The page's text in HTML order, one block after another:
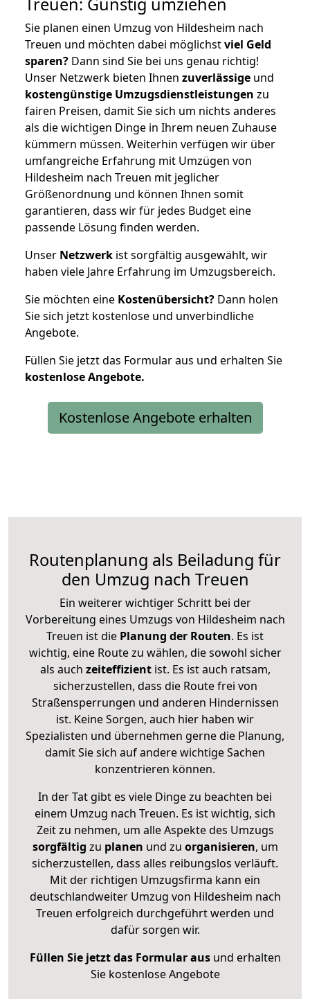
Sie planen einen Umzug von Hildesheim nach
Treuen und möchten dabei möglichstviel Geld
sparen? Dann sind Sie bei uns genau richtig!
Unser Netzwerk bieten Ihnen zuverlässige und
kostengünstige Umzugsdienstleistungen zu
fairen Preisen, damit Sie sich um nichts anderes
als die wichtigen Dinge in Ihrem neuen Zuhause
kümmern müssen. Weiterhin verfügen wir über
umfangreiche Erfahrung mit Umzügen von
Hildesheim nach Treuen mit jeglicher
Größenordnung und können Ihnen somit
garantieren, dass wir für jedes Budget eine
passende Lösung finden werden.
Unser Netzwerk ist sorgfältig ausgewählt, wir
haben viele Jahre Erfahrung im Umzugsbereich.
Sie möchten eine Kostenübersicht? Dann holen
Sie sich jetzt kostenlose und unverbindliche
Angebote.
Füllen Sie jetzt das Formular aus und erhalten Sie
kostenloseAngebote.
Kostenlose Angebote erhalten
Routenplanung als Beiladung für
den Umzug nach Treuen
Ein weiterer wichtiger Schritt bei der
Vorbereitung eines Umzugs von Hildesheim nach
Treuen ist die Planung der Routen. Es ist
wichtig, eine Route zu wählen, die sowohl sicher
als auch zeiteffizientist. Es ist auch ratsam,
sicherzustellen, dass die Route frei von
Straßensperrungen und anderen Hindernissen
ist. Keine Sorgen, auch hier haben wir
Spezialisten und übernehmen gerne die Planung,
damit Sie sich auf andere wichtige Sachen
konzentrieren können.
In der Tat gibt es viele Dinge zu beachten bei
einem Umzug nach Treuen. Es ist wichtig, sich
Zeit zu nehmen, um alle Aspekte des Umzugs
sorgfältig zu planen und zu organisieren, um
sicherzustellen, dass alles reibungslos verläuft.
Mit der richtigen Umzugsfirma kann ein
deutschlandweiter Umzug von Hildesheim nach
Treuen erfolgreich durchgeführt werden und
dafür sorgen wir.
Füllen Sie jetzt das Formular ausund erhalten
Sie kostenlose Angebote